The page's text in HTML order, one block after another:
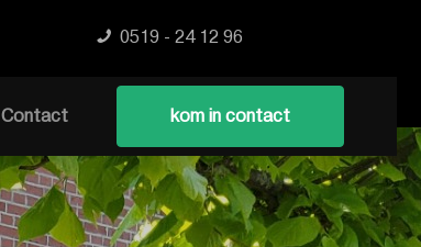
0519 - 24 12 96
Contact kom in contact